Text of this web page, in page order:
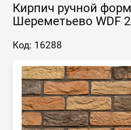
Кирпич ручной
Шереметьево WDF
Код: 16288